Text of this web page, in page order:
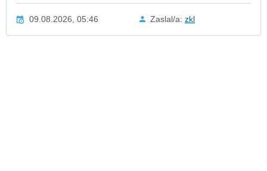
09.08.2026, 05:46 Zaslal/a: zkl